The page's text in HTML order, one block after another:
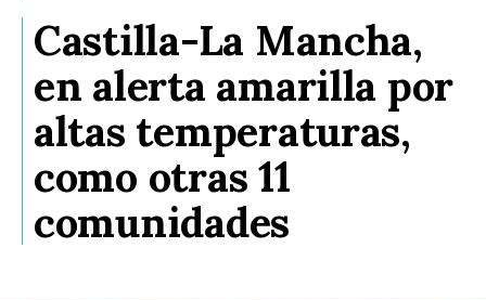
Castilla-La Mancha,
en alerta amarilla por
altas temperaturas,
como otras 11
comunidades